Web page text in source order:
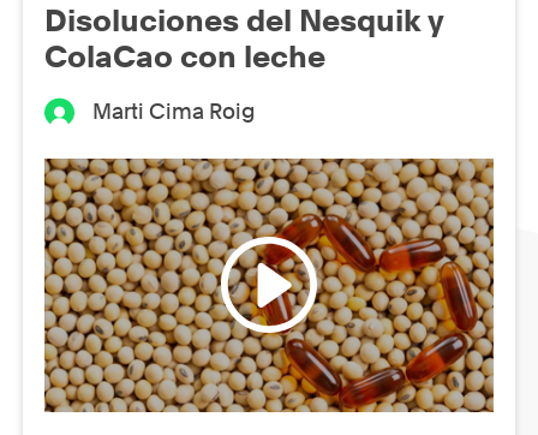
Disoluciones del Nesquik y
ColaCao con leche
Marti Cima Roig